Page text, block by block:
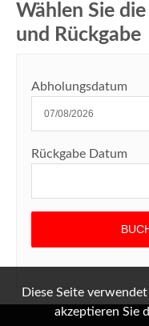
Wählen Sie
und Rückgabe
Abholungsdatum
Rückgabe Datum
Diese Seite
akzeptieren Sie